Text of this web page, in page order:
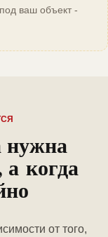
ваш объект -
нужна
когда
от того,